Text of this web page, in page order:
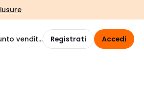
vendita Registrati Accedi